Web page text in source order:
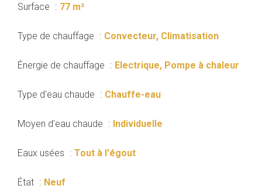
Surface 77 m²
Type de chauffage Convecteur, Climatisation
Énergie de chauffage Electrique, Pompe à chaleur
Type d'eau chaude Chauffe-eau
Moyen d'eau chaude Individuelle
Eaux usées Tout à l'égout
État Neuf